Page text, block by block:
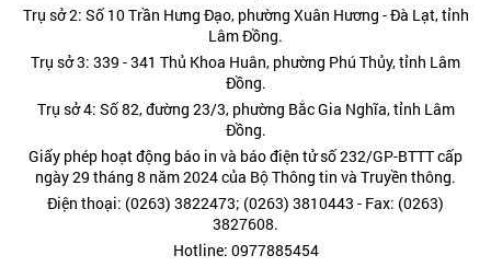
Trụ sở 2: Số 10 Trần Hưng Đạo, phường Xuân Hương - Đà Lạt, tỉnh
Lâm Đồng.
Trụ sở 3: 339 - 341 Thủ Khoa Huân, phường Phú Thủy, tỉnh Lâm
Đồng.
Trụ sở 4: Số 82, đường 23/3, phường Bắc Gia Nghĩa, tỉnh Lâm
Đồng.
Giấy phép hoạt động báo in và báo điện tử số 232/GP-BTTT cấp
ngày 29 tháng 8 năm 2024 của Bộ Thông tin và Truyền thông.
Điện thoại: (0263) 3822473; (0263) 3810443 - Fax: (0263)
3827608.
Hotline: 0977885454